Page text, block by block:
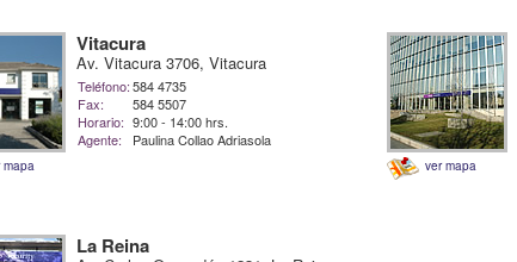
mapa
Vitacura
Av. Vitacura 3706, Vitacura
Teléfono:584 4735
Fax:
584 5507
Horario: 9:00 - 14:00 hrs.
Agente:
Paulina Collao Adriasola
ver mapa
La Reina